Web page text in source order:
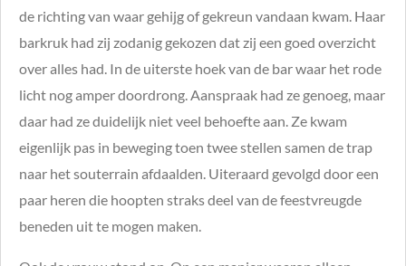
de richting van waar gehijg of gekreun vandaan kwam. Haar
barkruk had zij zodanig gekozen dat zij een goed overzicht
over alles had. In de uiterste hoek van de bar waar het rode
licht nog amper doordrong. Aanspraak had ze genoeg, maar
daar had ze duidelijk niet veel behoefte aan. Ze kwam
eigenlijk pas in beweging toen twee stellen samen de trap
naar het souterrain afdaalden. Uiteraard gevolgd door een
paar heren die hoopten straks deel van de feestvreugde
beneden uit te mogen maken.